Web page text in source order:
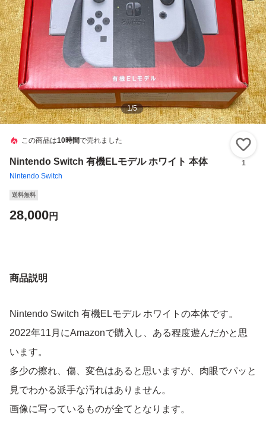
1/5
この商品は10時間で売れました
Nintendo Switch 有機ELモデル ホワイト 本体
Nintendo Switch
1
送料無料
28,000円
商品説明
Nintendo Switch 有機ELモデル ホワイトの本体です。
2022年11月にAmazonで購入し、ある程度遊んだかと思
います。
多少の擦れ、傷、変色はあると思いますが、肉眼でパッと
見でわかる派手な汚れはありません。
画像に写っているものが全てとなります。